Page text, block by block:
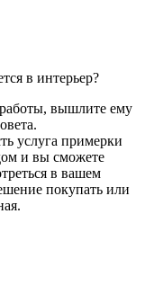
в интерьер?
вышлите ему
услуга примерки
и вы сможете
в вашем
покупать или